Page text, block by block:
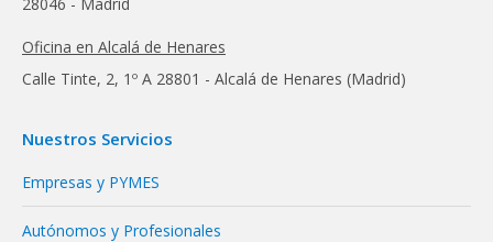
Oficina en Alcalá de Henares
Calle Tinte, 2, 1º A 28801 - Alcalá de Henares (Madrid)
Nuestros Servicios
Empresas y PYMES
Autónomos y Profesionales